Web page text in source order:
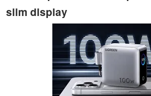
slim display